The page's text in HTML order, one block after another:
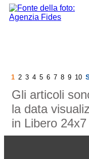
1 2 3 4 5 6 7 8 9 10
Gli articoli
la data
in Libero 24x7